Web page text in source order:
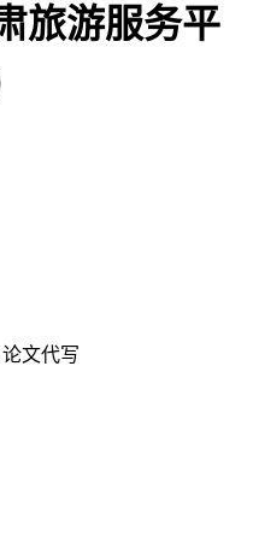
旅游服务平
论文代写